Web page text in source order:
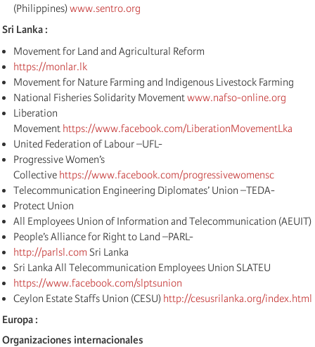
(Philippines)www.sentro.org
Sri Lanka :
Movement for Land and Agricultural Reform
https://monlar.lk
Movement for Nature Farming and Indigenous Livestock Farming
National Fisheries Solidarity Movementwww.nafso-online.org
Liberation
Movement https://www.facebook.com/LiberationMovementLka
United Federation of Labour –UFL-
Progressive Women’s
Collective https://www.facebook.com/progressivewomensc
Telecommunication Engineering Diplomates’ Union –TEDA-
Protect Union
All Employees Union of Information and Telecommunication (AEUIT)
People’s Alliance for Right to Land –PARL-
http://parlsl.com Sri Lanka
Sri Lanka All Telecommunication Employees Union SLATEU
https://www.facebook.com/slptsunion
Ceylon Estate Staffs Union (CESU) http://cesusrilanka.org/index.html
Europa :
Organizaciones internacionales